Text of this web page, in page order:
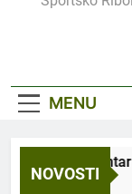
MENU
NOVOSTI
sa JU
Ago